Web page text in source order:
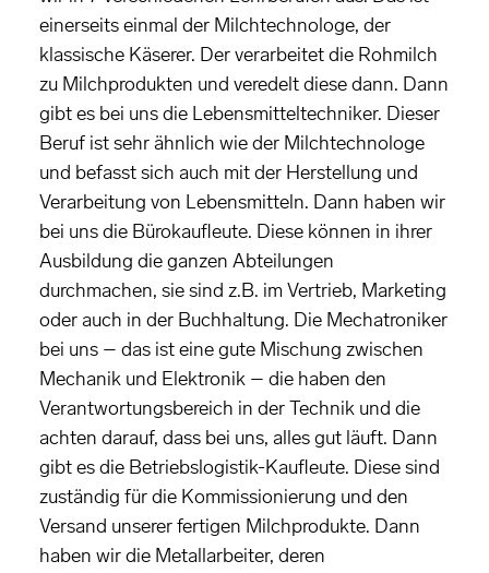
einerseits einmal der Milchtechnologe, der
klassische Käserer. Der verarbeitet die Rohmilch
zu Milchprodukten und veredelt diese dann. Dann
gibt es bei uns die Lebensmitteltechniker. Dieser
Beruf ist sehr ähnlich wie der Milchtechnologe
und befasst sich auch mit der Herstellung und
Verarbeitung von Lebensmitteln. Dann haben wir
bei uns die Bürokaufleute. Diese können in ihrer
Ausbildung die ganzen Abteilungen
durchmachen, sie sind z.B. im Vertrieb, Marketing
oder auch in der Buchhaltung. Die Mechatroniker
bei uns – das ist eine gute Mischung zwischen
Mechanik und Elektronik – die haben den
Verantwortungsbereich in der Technik und die
achten darauf, dass bei uns, alles gut läuft. Dann
gibt es die Betriebslogistik-Kaufleute. Diese sind
zuständig für die Kommissionierung und den
Versand unserer fertigen Milchprodukte. Dann
haben wir die Metallarbeiter, deren